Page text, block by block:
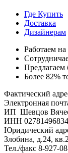
Где Купить
Доставка
Дизайнерам
Работаем
Предлагаем
Более 82%
Фактический
Электронная
ИП Шевцов
ИНН
Юридический
Злобина, д.24,
Тел./факс 8-927-